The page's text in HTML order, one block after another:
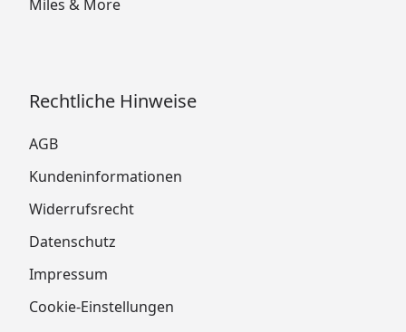
Miles & More
Rechtliche Hinweise
AGB
Kundeninformationen
Widerrufsrecht
Datenschutz
Impressum
Cookie-Einstellungen